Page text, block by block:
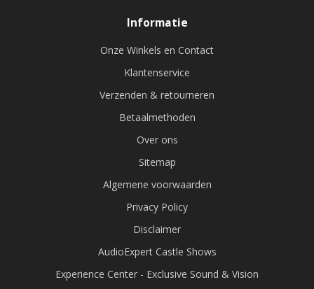
Informatie
Onze Winkels en Contact
Klantenservice
Verzenden & retourneren
Betaalmethoden
Over ons
Sitemap
Algemene voorwaarden
Privacy Policy
Disclaimer
AudioExpert Castle Shows
Experience Center - Exclusive Sound & Vision